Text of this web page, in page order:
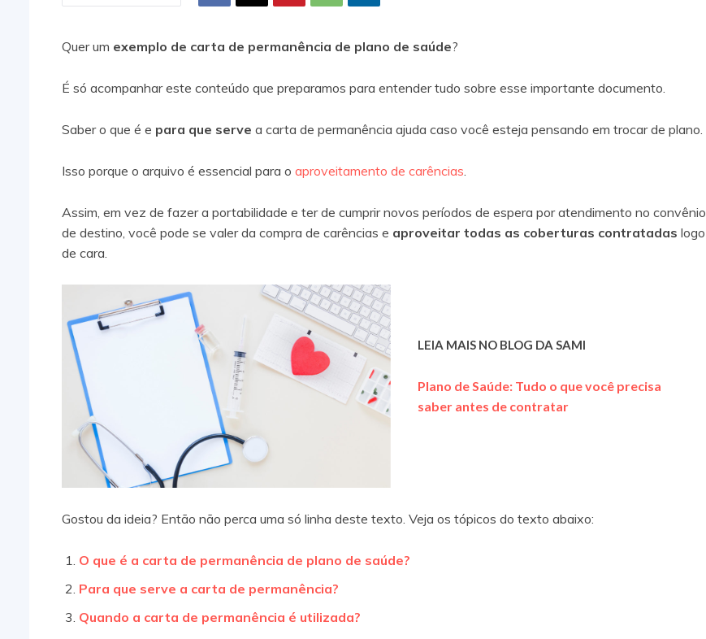
Quer um exemplo de carta de permanência de plano de saúde?
É só acompanhar este conteúdo que preparamos para entender tudo sobre esse importante documento.
Saber o que é e para que serve a carta de permanência ajuda caso você esteja pensando em trocar de plano.
Isso porque o arquivo é essencial para o aproveitamento de carências
Assim, em vez de fazer a portabilidade e ter de cumprir novos períodos de espera por atendimento no convênio
de destino, você pode se valer da compra de carências e aproveitar todas as coberturas contratadas logo
de cara.
LEIA MAIS NO BLOG DA SAMI
Plano de Saúde: Tudo o que você precisa
saber antes de contratar
Gostou da ideia? Então não perca uma só linha deste texto. Veja os tópicos do texto abaixo:
O que é a carta de permanência de plano de saúde?
Para que serve a carta de permanência?
Quando a carta de permanência é utilizada?